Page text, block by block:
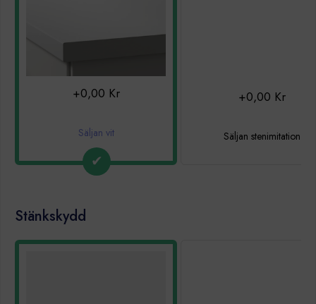
Säljan vit
+0,00 Kr
Säljan stenimitation
+0,00 Kr
Stänkskydd